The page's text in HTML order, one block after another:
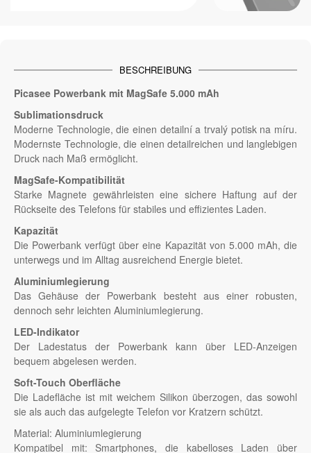
BESCHREIBUNG
Picasee Powerbank mit MagSafe 5.000 mAh
Sublimationsdruck
Moderne Technologie, die einen detailní a trvalý potisk na míru.
Modernste Technologie, die einen detailreichen und langlebigen
Druck nach Maß ermöglicht.
MagSafe-Kompatibilität
Starke Magnete gewährleisten eine sichere Haftung auf der
Rückseite des Telefons für stabiles und effizientes Laden.
Kapazität
Die Powerbank verfügt über eine Kapazität von 5.000 mAh, die
unterwegs und im Alltag ausreichend Energie bietet.
Aluminiumlegierung
Das Gehäuse der Powerbank besteht aus einer robusten,
dennoch sehr leichten Aluminiumlegierung.
LED-Indikator
Der Ladestatus der Powerbank kann über LED-Anzeigen
bequem abgelesen werden.
Soft-Touch Oberfläche
Die Ladefläche ist mit weichem Silikon überzogen, das sowohl
sie als auch das aufgelegte Telefon vor Kratzern schützt.
Material: Aluminiumlegierung
Kompatibel mit: Smartphones, die kabelloses Laden über